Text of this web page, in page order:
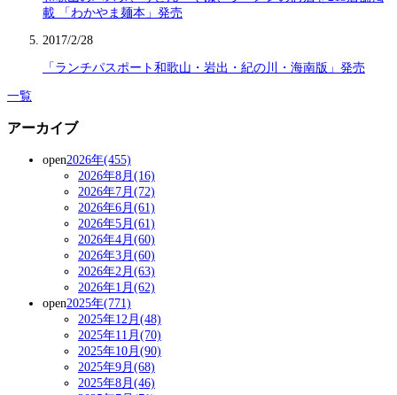
載 「わかやま麺本」発売
2017/2/28
「ランチパスポート和歌山・岩出・紀の川・海南版」発売
一覧
アーカイブ
open2026年(455)
2026年8月(16)
2026年7月(72)
2026年6月(61)
2026年5月(61)
2026年4月(60)
2026年3月(60)
2026年2月(63)
2026年1月(62)
open2025年(771)
2025年12月(48)
2025年11月(70)
2025年10月(90)
2025年9月(68)
2025年8月(46)